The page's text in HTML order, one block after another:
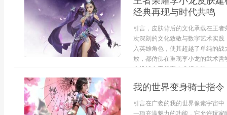
经典再现与时代共鸣
引言，皮肤背后的文化承载在王
次深刻的文化致敬与数字艺术实
入英雄角色，使其超越了单纯的
放，都仿佛在重现李小龙的武术
心挑战在于将李小龙标志性...
我的世界变身骑士指
引言在广袤的我的世界像素宇宙
一项充满魅力的功能，它允许玩